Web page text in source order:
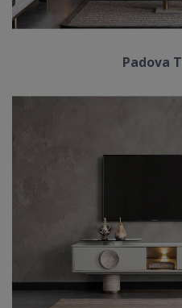
Padova